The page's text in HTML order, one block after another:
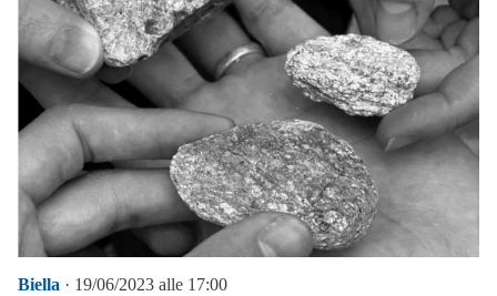
Biella · 19/06/2023 alle 17:00